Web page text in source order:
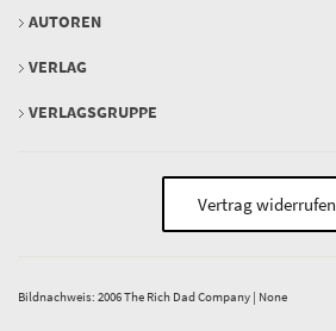
AUTOREN
VERLAG
VERLAGSGRUPPE
Vertrag widerrufen
Bildnachweis: 2006 The Rich Dad Company | None